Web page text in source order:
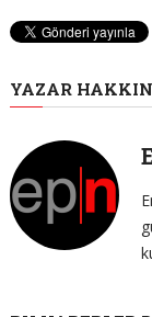
YAZAR